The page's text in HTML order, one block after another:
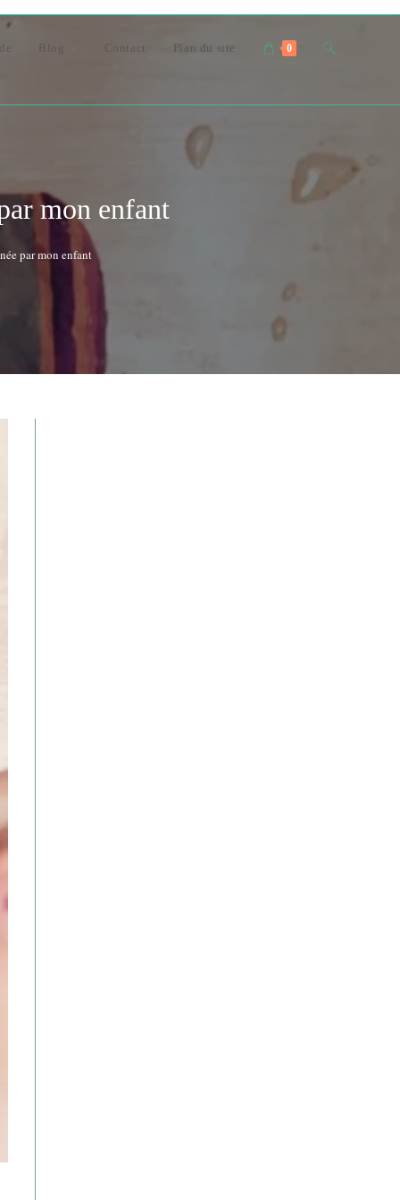
Blog Contact Plan du site 0 Toggle
mon enfant
par mon enfant